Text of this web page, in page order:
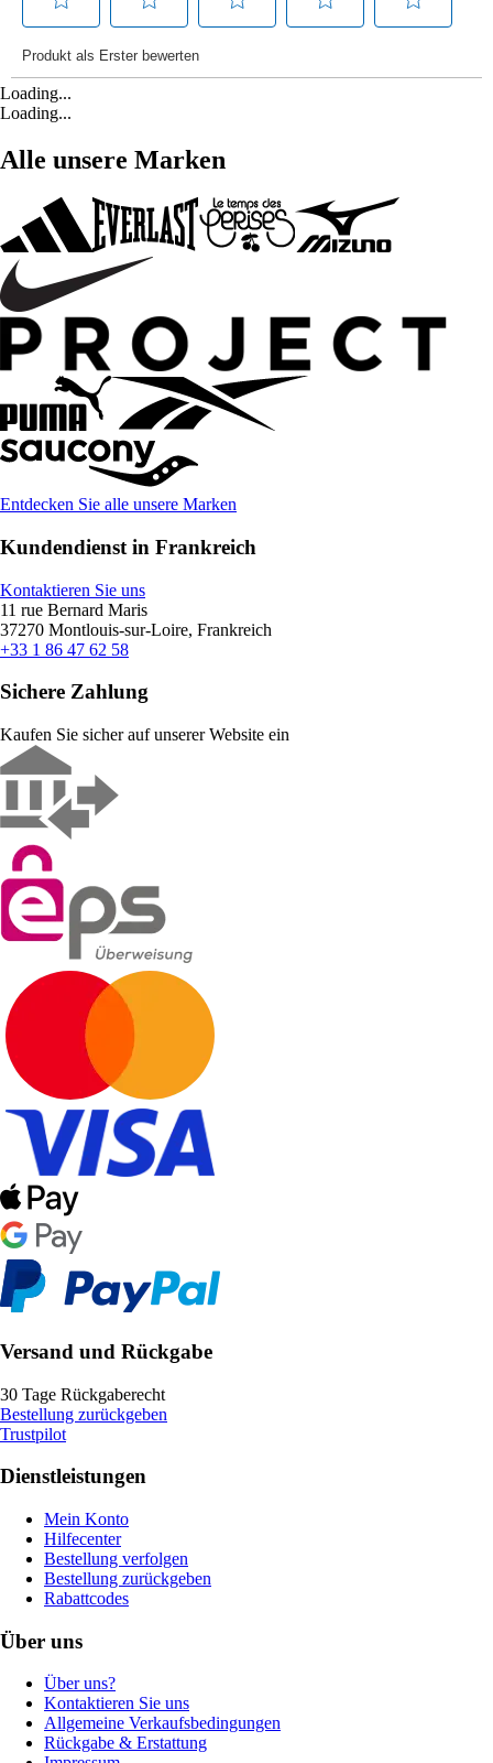
Loading...
Loading...
Alle unsere Marken
Entdecken Sie alle unsere Marken
Kundendienst in Frankreich
Kontaktieren Sie uns
11 rue Bernard Maris
37270 Montlouis-sur-Loire, Frankreich
+33 1 86 47 62 58
Sichere Zahlung
Kaufen Sie sicher auf unserer Website ein
Versand und Rückgabe
30 Tage Rückgaberecht
Bestellung zurückgeben
Trustpilot
Dienstleistungen
Mein Konto
Hilfecenter
Bestellung verfolgen
Bestellung zurückgeben
Rabattcodes
Über uns
Über uns?
Kontaktieren Sie uns
Allgemeine Verkaufsbedingungen
Rückgabe & Erstattung